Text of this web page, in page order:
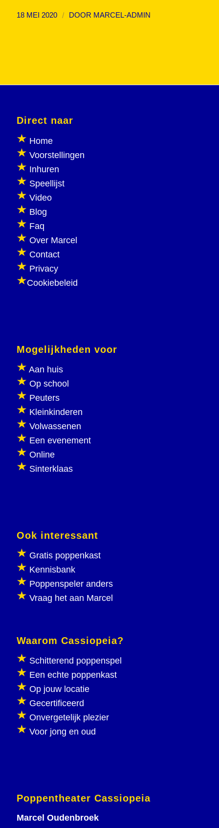
18 MEI 2020 / DOOR MARCEL-ADMIN
Direct naar
Home
Voorstellingen
Inhuren
Speellijst
Video
Blog
Faq
Over Marcel
Contact
Privacy
Cookiebeleid
Mogelijkheden voor
Aan huis
Op school
Peuters
Kleinkinderen
Volwassenen
Een evenement
Online
Sinterklaas
Ook interessant
Gratis poppenkast
Kennisbank
Poppenspeler anders
Vraag het aan Marcel
Waarom Cassiopeia?
Schitterend poppenspel
Een echte poppenkast
Op jouw locatie
Gecertificeerd
Onvergetelijk plezier
Voor jong en oud
Poppentheater Cassiopeia
Marcel Oudenbroek